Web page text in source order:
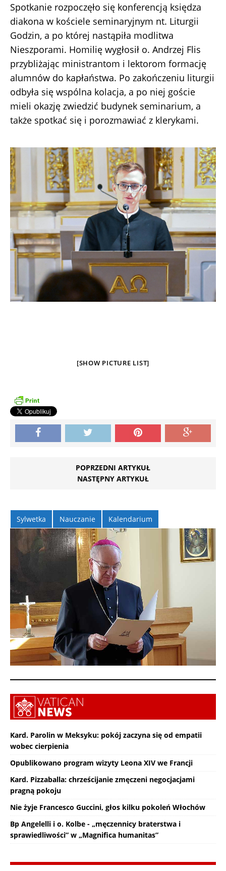
Spotkanie rozpoczęło się konferencją księdza
diakona w kościele seminaryjnym nt. Liturgii
Godzin, a po której nastąpiła modlitwa
Nieszporami. Homilię wygłosił o. Andrzej Flis
przybliżając ministrantom i lektorom formację
alumnów do kapłaństwa. Po zakończeniu liturgii
odbyła się wspólna kolacja, a po niej goście
mieli okazję zwiedzić budynek seminarium, a
także spotkać się i porozmawiać z klerykami.
[SHOW PICTURE LIST]
POPRZEDNI ARTYKUŁ
NASTĘPNY ARTYKUŁ
Sylwetka Nauczanie Kalendarium
Kard. Parolin w Meksyku: pokój zaczyna się od empatii
wobec cierpienia
Opublikowano program wizyty Leona XIV we Francji
Kard. Pizzaballa: chrześcijanie zmęczeni negocjacjami
pragną pokoju
Nie żyje Francesco Guccini, głos kilku pokoleń Włochów
Bp Angelelli i o. Kolbe - „męczennicy braterstwa i
sprawiedliwości” w „Magnifica humanitas”